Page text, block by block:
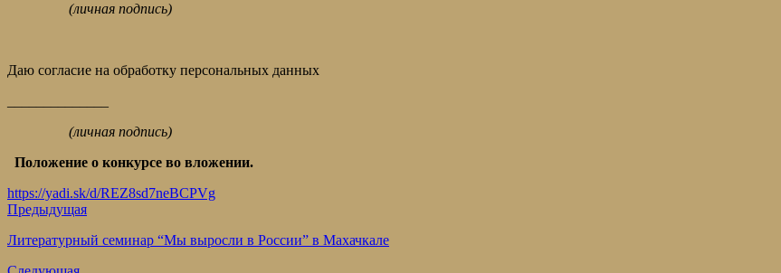
(личная подпись)
Даю согласие на обработку персональных данных
(личная подпись)
Положение о конкурсе во вложении.
https://yadi.sk/d/REZ8sd7neBCPVg
Предыдущая
Литературный семинар “Мы выросли в России” в Махачкале